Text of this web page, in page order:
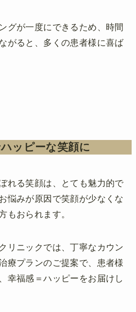
グが一度にできるため、時間
がると、多くの患者様に喜ば
ッピーな笑顔に
れる笑顔は、とても魅力的で
悩みが原因で笑顔が少なくな
もおられます。
リニックでは、丁寧なカウン
療プランのご提案で、患者様
幸福感＝ハッピーをお届けし